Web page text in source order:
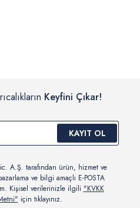
Keyfini Çıkar!
KAYIT OL
A.Ş. tarafından ürün, hizmet ve
ve bilgi amaçlı E-POSTA
Kişisel verilerinizle ilgili "KVKK
için tıklayınız.